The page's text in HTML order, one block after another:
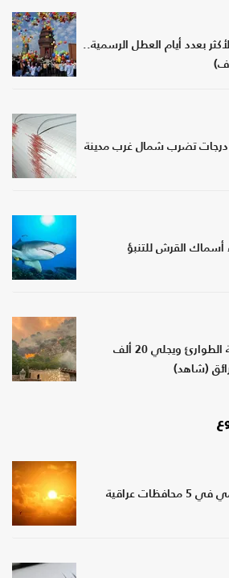
بعدد أيام العطل الرسمية..
هزة أرضية بقوة 4.3 درجات تضرب شمال غرب مدينة
أسماك القرش للتنبؤ
إقليم كندي يعلن حالة الطوارئ ويجلي 20 ألف
(شاهد)
تعطيل الدوام الحكومي في 5 محافظات عراقية